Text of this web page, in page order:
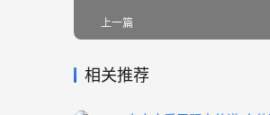
上一篇
相关推荐